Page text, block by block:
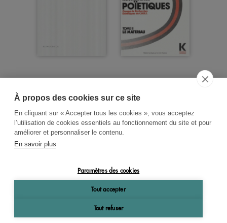
À propos des cookies sur ce site
En cliquant sur « Accepter tous les cookies », vous acceptez
l’utilisation de cookies essentiels au fonctionnement du site et pour
améliorer et personnaliser le contenu.
En savoir plus
Paramètres des cookies
Tout accepter
Tout refuser
RECHERCHE THÉMATIQUE
RIGHTS & PERMISSIONS
OK